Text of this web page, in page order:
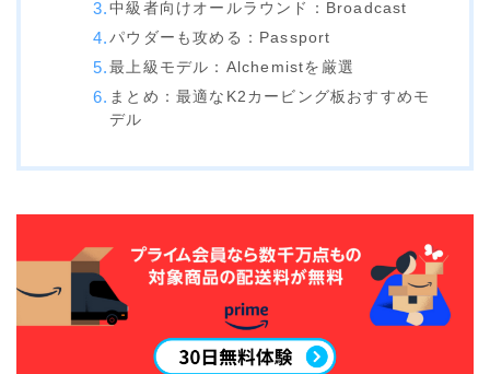
FLOW
NIDECKER
NITRO
Now
RIDE
SALOMON
UNION
中級者向けオールラウンド：Broadcast
パウダーも攻める：Passport
最上級モデル：Alchemistを厳選
まとめ：最適なK2カービング板おすすめモ
デル